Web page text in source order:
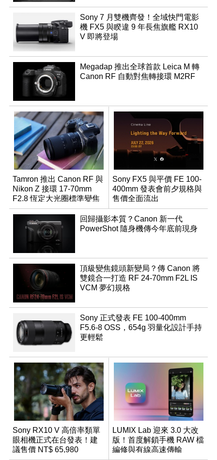
Sony 7 月雙機齊發！全域快門電影
機 FX5 與睽違 9 年長焦旗艦 RX10
V 即將登場
Megadap 推出全球首款 Leica M 轉
Canon RF 自動對焦轉接環 M2RF
Tamron 推出 Canon RF 與
Nikon Z 接環 17-70mm
F2.8 恆定大光圈標準變焦
鏡
Sony FX5 與平價 FE 100-
400mm 發表會前夕規格與
售價全面流出
回歸攝影本質？Canon 新一代
PowerShot 隨身機傳今年底前現身
頂級變焦鏡頭新變局？傳 Canon 將
雙鏡合一打造 RF 24-70mm F2L IS
VCM 夢幻規格
Sony 正式發表 FE 100-400mm
F5.6-8 OSS，654g 羽量化設計手持
更輕鬆
Sony RX10 V 高倍率類單
眼相機正式在台發表！建
議售價 NT$ 65,980
LUMIX Lab 迎來 3.0 大改
版！首度解鎖手機 RAW 檔
編修與有線高速傳輸